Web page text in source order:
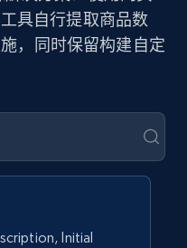
具自行提取商品数
，同时保留构建自定
Initial